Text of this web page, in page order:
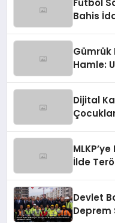
Futbol
Bahis
Gümrük
Hamle:
Dijital
İlde
Devlet
Deprem